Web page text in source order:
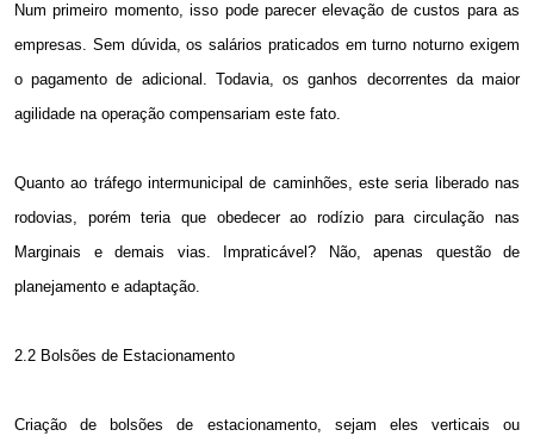
Num primeiro momento, isso pode parecer elevação de custos para as
empresas. Sem dúvida, os salários praticados em turno noturno exigem
o pagamento de adicional. Todavia, os ganhos decorrentes da maior
agilidade na operação compensariam este fato.
Quanto ao tráfego intermunicipal de caminhões, este seria liberado nas
rodovias, porém teria que obedecer ao rodízio para circulação nas
Marginais e demais vias. Impraticável? Não, apenas questão de
planejamento e adaptação.
2.2 Bolsões de Estacionamento
Criação de bolsões de estacionamento, sejam eles verticais ou